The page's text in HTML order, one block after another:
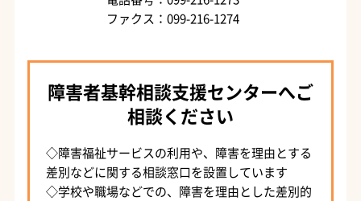
ファクス：099-216-1274
障害者基幹相談支援センターへご
相談ください
◇障害福祉サービスの利用や、障害を理由とする
差別などに関する相談窓口を設置しています
◇学校や職場などでの、障害を理由とした差別的